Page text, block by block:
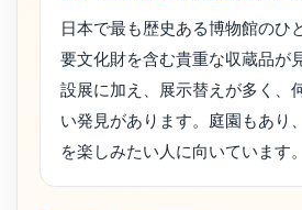
日本で最も歴史ある博物館のひ
要文化財を含む貴重な収蔵品が
設展に加え、展示替えが多く、
い発見があります。庭園もあり
を楽しみたい人に向いています。